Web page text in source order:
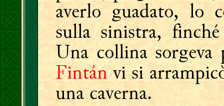
averlo guadato, lo
sulla sinistra,
Una collina
Fintánvi si
una caverna.